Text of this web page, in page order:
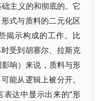
主义的和彻底的。它
式与质料的二元化区
揭示构成的工作。比
受到胡塞尔、拉斯克
影响）来说，质料与形
能从逻辑上被分开。
达中显示出来的“形